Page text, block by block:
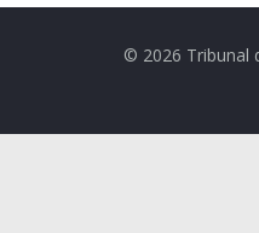
© 2026 Tribunal